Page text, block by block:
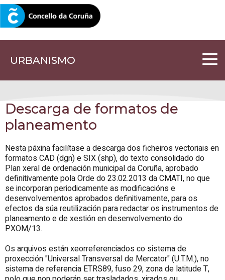
URBANISMO
CORUNA.GAL
Descarga de formatos de
planeamento
Nesta páxina facilítase a descarga dos ficheiros vectoriais en
formatos CAD (dgn) e SIX (shp), do texto consolidado do
Plan xeral de ordenación municipal da Coruña, aprobado
definitivamente pola Orde do 23.02.2013 da CMATI, no que
se incorporan periodicamente as modificacións e
desenvolvementos aprobados definitivamente, para os
efectos da súa reutilización para redactar os instrumentos de
planeamento e de xestión en desenvolvemento do
PXOM/13.
Os arquivos están xeorreferenciados co sistema de
proxección "Universal Transversal de Mercator" (U.T.M.), no
sistema de referencia ETRS89, fuso 29, zona de latitude T,